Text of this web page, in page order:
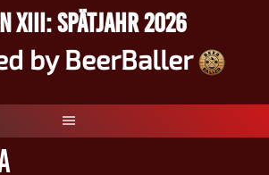
XIII: SPÄTJAHR 2026
by BeerBaller